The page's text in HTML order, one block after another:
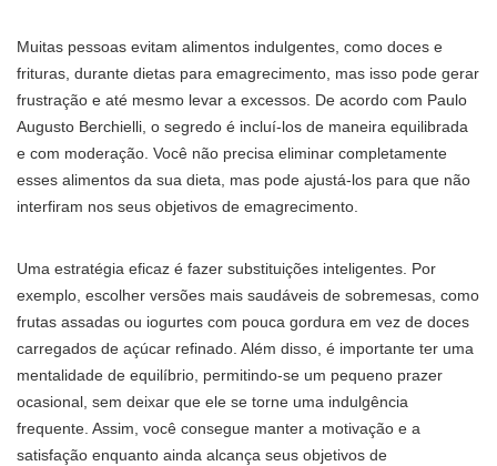
Muitas pessoas evitam alimentos indulgentes, como doces e
frituras, durante dietas para emagrecimento, mas isso pode gerar
frustração e até mesmo levar a excessos. De acordo com Paulo
Augusto Berchielli, o segredo é incluí-los de maneira equilibrada
e com moderação. Você não precisa eliminar completamente
esses alimentos da sua dieta, mas pode ajustá-los para que não
interfiram nos seus objetivos de emagrecimento.
Uma estratégia eficaz é fazer substituições inteligentes. Por
exemplo, escolher versões mais saudáveis de sobremesas, como
frutas assadas ou iogurtes com pouca gordura em vez de doces
carregados de açúcar refinado. Além disso, é importante ter uma
mentalidade de equilíbrio, permitindo-se um pequeno prazer
ocasional, sem deixar que ele se torne uma indulgência
frequente. Assim, você consegue manter a motivação e a
satisfação enquanto ainda alcança seus objetivos de